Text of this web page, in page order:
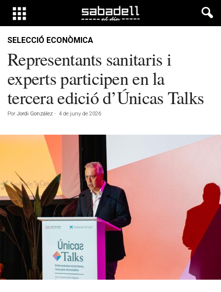
SELECCIÓ ECONÒMICA
Representants sanitaris i
experts participen en la
tercera edició d’Únicas Talks
Por Jordi González - 4 de juny de 2026